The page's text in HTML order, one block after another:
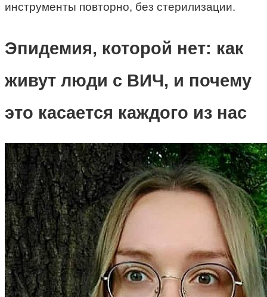
инструменты повторно, без стерилизации.
Эпидемия, которой нет: как
живут люди с ВИЧ, и почему
это касается каждого из нас